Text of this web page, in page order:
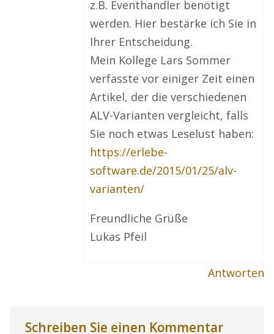
z.B. Eventhandler benötigt
werden. Hier bestärke ich Sie in
Ihrer Entscheidung.
Mein Kollege Lars Sommer
verfasste vor einiger Zeit einen
Artikel, der die verschiedenen
ALV-Varianten vergleicht, falls
Sie noch etwas Leselust haben:
https://erlebe-
software.de/2015/01/25/alv-
varianten/
Freundliche Grüße
Lukas Pfeil
Antworten
Schreiben Sie einen Kommentar